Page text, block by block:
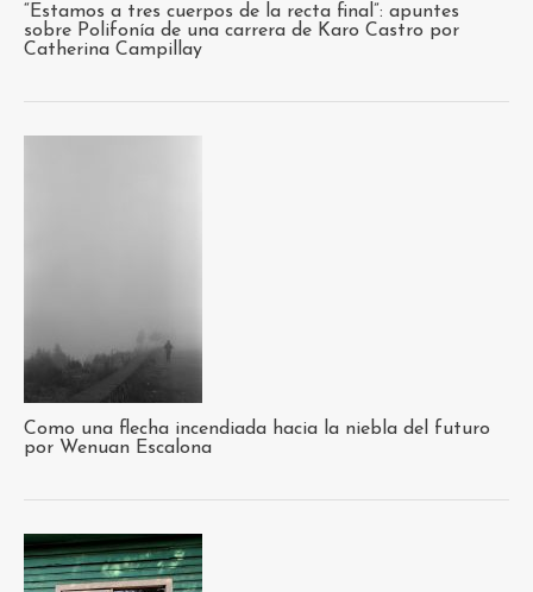
“Estamos a tres cuerpos de la recta final”: apuntes
sobre Polifonía de una carrera de Karo Castro por
Catherina Campillay
Como una flecha incendiada hacia la niebla del futuro
por Wenuan Escalona